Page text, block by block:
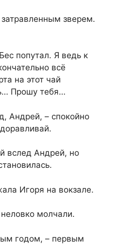
зверем.
попутал. Я ведь к
всё
на этот чай
Прошу тебя…
Андрей, – спокойно
вслед Андрей, но
Игоря на вокзале.
молчали.
годом, – первым